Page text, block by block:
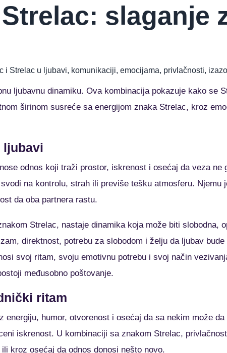
slaganje
i Strelac u ljubavi, komunikaciji, emocijama, privlačnosti,
ljubavnu dinamiku. Ova kombinacija pokazuje kako se
širinom susreće sa energijom znaka Strelac, kroz
ljubavi
odnos koji traži prostor, iskrenost i osećaj da veza ne
na kontrolu, strah ili previše tešku atmosferu. Njemu
da oba partnera rastu.
Strelac, nastaje dinamika koja može biti slobodna,
direktnost, potrebu za slobodom i želju da ljubav
svoj ritam, svoju emotivnu potrebu i svoj način
međusobno poštovanje.
ritam
energiju, humor, otvorenost i osećaj da sa nekim može
iskrenost. U kombinaciji sa znakom Strelac,
kroz osećaj da odnos donosi nešto novo.